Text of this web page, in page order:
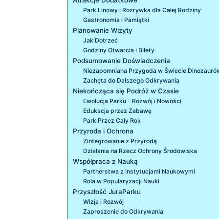
Park Linowy i Rozrywka dla Całej Rodziny
Gastronomia i Pamiątki
Planowanie Wizyty
Jak Dotrzeć
Godziny Otwarcia i Bilety
Podsumowanie Doświadczenia
Niezapomniana Przygoda w Świecie
Zachęta do Dalszego Odkrywania
Niekończąca się Podróż w Czasie
Ewolucja Parku – Rozwój i Nowości
Edukacja przez Zabawę
Park Przez Cały Rok
Przyroda i Ochrona
Zintegrowanie z Przyrodą
Działania na Rzecz Ochrony Środowiska
Współpraca z Nauką
Partnerstwa z Instytucjami Naukowymi
Rola w Popularyzacji Nauki
Przyszłość JuraParku
Wizja i Rozwój
Zaproszenie do Odkrywania